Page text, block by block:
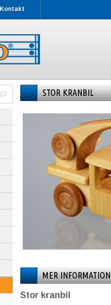
Kontakt
STOR KRANBIL
MER INFORMATION
Stor kranbil